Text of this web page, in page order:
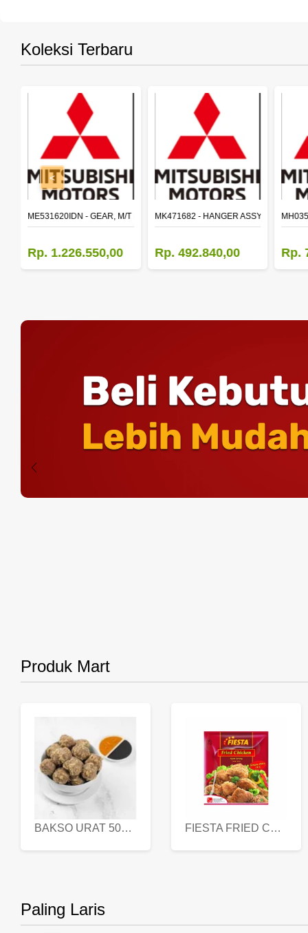
Koleksi Terbaru
SHAFT 2ND SPEED (M035S5)
ME531620IDN - GEAR, M/T MAIN SHAFT REVERSE
Rp. 1.226.550,00
MK471682 - HANGER ASSY,FR
Rp. 492.840,00 Rp.
<
Produk Mart
BAKSO URAT 500 GR FIESTA FRIED CHICKEN 500 GR
Paling Laris